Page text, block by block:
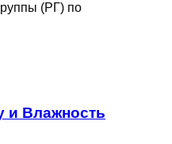
(РГ) по
и Влажность